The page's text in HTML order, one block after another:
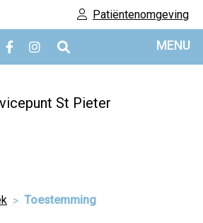
Patiëntenomgeving
Bezoek
onze
Bezoek
onze
MENU
St Pieter
Toestemming